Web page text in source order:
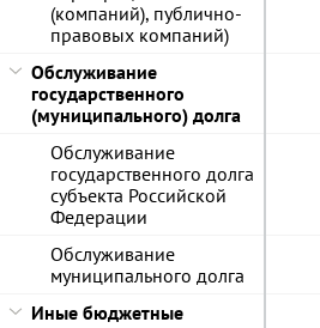
(компаний), публично-
правовых компаний)
Обслуживание
государственного
(муниципального) долга
Обслуживание
государственного долга
субъекта Российской
Федерации
Обслуживание
муниципального долга
Иные бюджетные